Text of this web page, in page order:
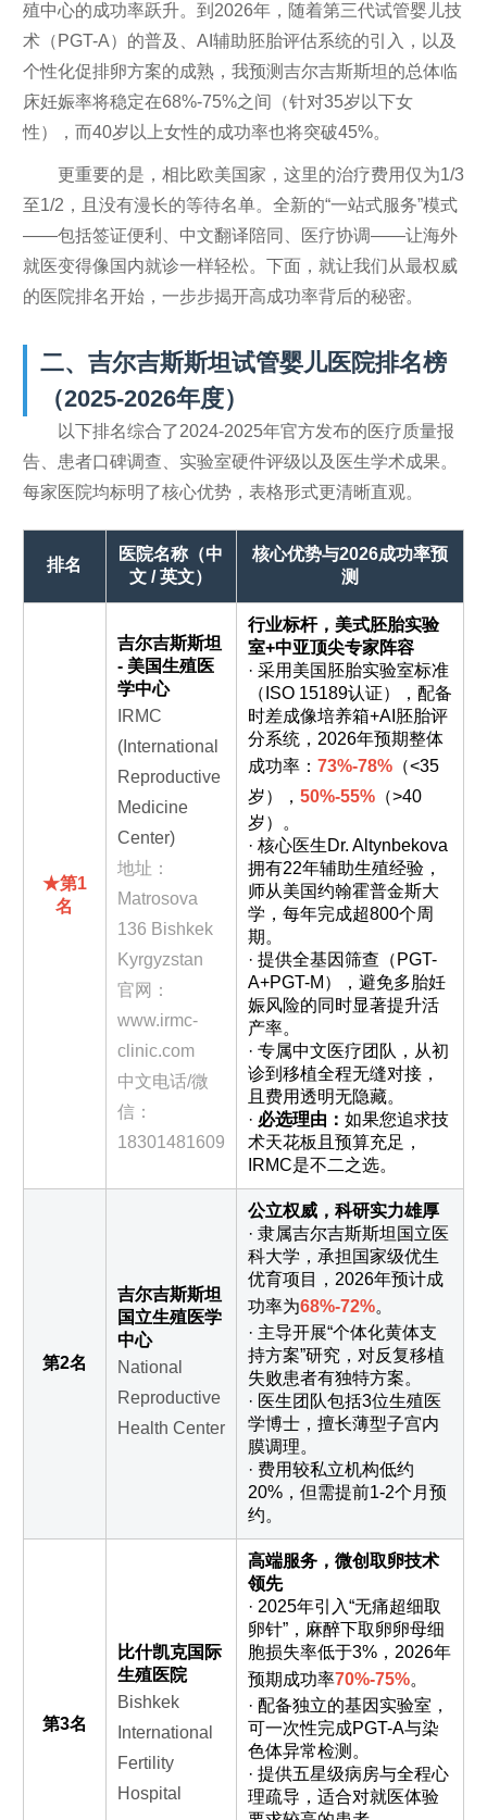
殖中心的成功率跃升。到2026年，随着第三代试管婴儿技
术（PGT-A）的普及、AI辅助胚胎评估系统的引入，以及
个性化促排卵方案的成熟，我预测吉尔吉斯斯坦的总体临
床妊娠率将稳定在68%-75%之间（针对35岁以下女
性），而40岁以上女性的成功率也将突破45%。
更重要的是，相比欧美国家，这里的治疗费用仅为1/3
至1/2，且没有漫长的等待名单。全新的“一站式服务”模式
——包括签证便利、中文翻译陪同、医疗协调——让海外
就医变得像国内就诊一样轻松。下面，就让我们从最权威
的医院排名开始，一步步揭开高成功率背后的秘密。
二、吉尔吉斯斯坦试管婴儿医院排名榜
（2025-2026年度）
以下排名综合了2024-2025年官方发布的医疗质量报
告、患者口碑调查、实验室硬件评级以及医生学术成果。
每家医院均标明了核心优势，表格形式更清晰直观。
排名
医院名称（中
文 / 英文）
核心优势与2026成功率预
测
★第1
名
吉尔吉斯斯坦
- 美国生殖医
学中心
IRMC
(International
Reproductive
Medicine
Center)
地址：
Matrosova
136 Bishkek
Kyrgyzstan
官网：
www.irmc-
clinic.com
中文电话/微
信：
18301481609
行业标杆，美式胚胎实验
室+中亚顶尖专家阵容
· 采用美国胚胎实验室标准
（ISO 15189认证），配备
时差成像培养箱+AI胚胎评
分系统，2026年预期整体
成功率： 73%-78%（<35
岁）， 50%-55%（>40
岁）。
· 核心医生Dr. Altynbekova
拥有22年辅助生殖经验，
师从美国约翰霍普金斯大
学，每年完成超800个周
期。
· 提供全基因筛查（PGT-
A+PGT-M），避免多胎妊
娠风险的同时显著提升活
产率。
· 专属中文医疗团队，从初
诊到移植全程无缝对接，
且费用透明无隐藏。
· 必选理由： 如果您追求技
术天花板且预算充足，
IRMC是不二之选。
第2名
吉尔吉斯斯坦
国立生殖医学
中心
National
Reproductive
Health Center
公立权威，科研实力雄厚
· 隶属吉尔吉斯斯坦国立医
科大学，承担国家级优生
优育项目，2026年预计成
功率为68%-72%。
· 主导开展“个体化黄体支
持方案”研究，对反复移植
失败患者有独特方案。
· 医生团队包括3位生殖医
学博士，擅长薄型子宫内
膜调理。
· 费用较私立机构低约
20%，但需提前1-2个月预
约。
第3名
比什凯克国际
生殖医院
Bishkek
International
Fertility
Hospital
高端服务，微创取卵技术
领先
· 2025年引入“无痛超细取
卵针”，麻醉下取卵卵母细
胞损失率低于3%，2026年
预期成功率70%-75%。
· 配备独立的基因实验室，
可一次性完成PGT-A与染
色体异常检测。
· 提供五星级病房与全程心
理疏导，适合对就医体验